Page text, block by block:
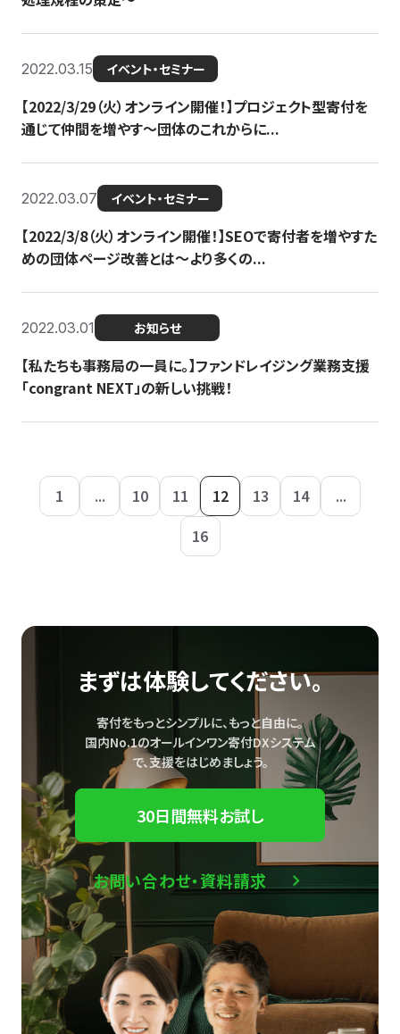
2022.03.15 イベント・セミナー
【2022/3/29（火）オンライン開催！】プロジェクト型寄付を
通じて仲間を増やす～団体のこれからに...
2022.03.07 イベント・セミナー
【2022/3/8（火）オンライン開催！】SEOで寄付者を増やすた
めの団体ページ改善とは～より多くの...
2022.03.01 お知らせ
【私たちも事務局の一員に。】ファンドレイジング業務支援
「congrant NEXT」の新しい挑戦！
1 ... 10 11 12 13 14
...
16
まずは体験してください。
寄付をもっとシンプルに、もっと自由に。
国内No.1のオールインワン寄付DXシステム
で、支援をはじめましょう。
30日間無料お試し
お問い合わせ・資料請求